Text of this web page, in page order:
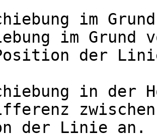
im
im
der
in der
der Linie an.